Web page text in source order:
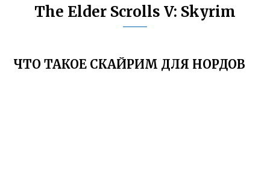
The Elder Scrolls V: Skyrim
ЧТО ТАКОЕ СКАЙРИМ ДЛЯ НОРДОВ